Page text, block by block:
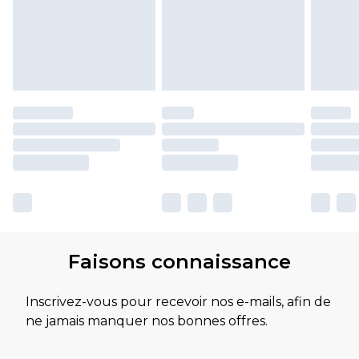
Faisons connaissance
Inscrivez-vous pour recevoir nos e-mails, afin de
ne jamais manquer nos bonnes offres.